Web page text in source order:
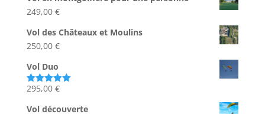
249,00 €
Vol des Châteaux et Moulins
250,00 €
Vol Duo
Note5.00
295,00 €
Vol découverte